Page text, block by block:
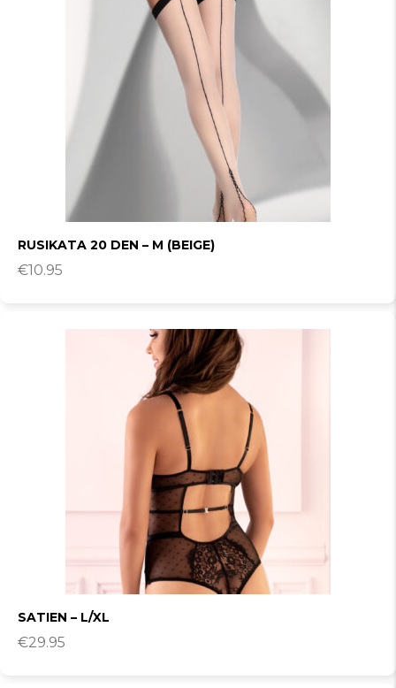
RUSIKATA 20 DEN – M (BEIGE)
€10.95
SATIEN – L/XL
€29.95